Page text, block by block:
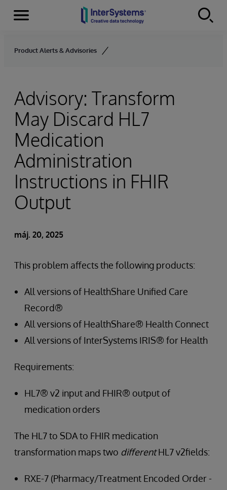
Skip to content
Menu
Product Alerts & Advisories
Advisory: Transform
May Discard HL7
Medication
Administration
Instructions in FHIR
Output
máj. 20, 2025
This problem affects the following products:
All versions of HealthShare Unified Care
Record®
All versions of HealthShare® Health Connect
All versions of InterSystems IRIS® for Health
Requirements:
HL7® v2 input and FHIR® output of
medication orders
The HL7 to SDA to FHIR medication
transformation maps two differentHL7 v2fields:
RXE-7 (Pharmacy/Treatment Encoded Order -